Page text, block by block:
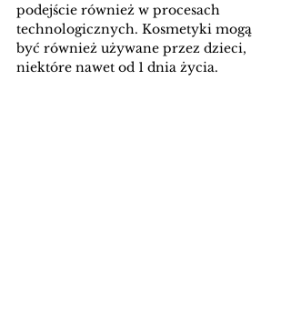
podejście również w procesach
technologicznych. Kosmetyki mogą
być również używane przez dzieci,
niektóre nawet od 1 dnia życia.